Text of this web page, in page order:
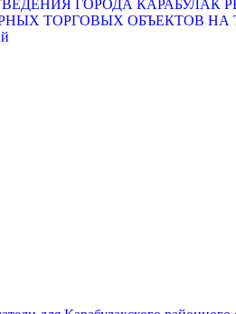
ГОРОДА КАРАБУЛАК
ТОРГОВЫХ ОБЪЕКТОВ НА